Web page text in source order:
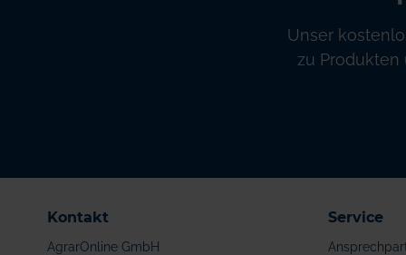
Unser
zu
Kontakt
AgrarOnline GmbH
Service